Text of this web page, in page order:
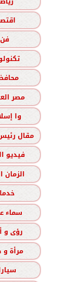
فن
مصر
وا
مقال
فيديو
الزمان
سماء
رؤى و
مرأة